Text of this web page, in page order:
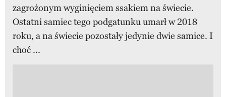
zagrożonym wyginięciem ssakiem na świecie.
Ostatni samiec tego podgatunku umarł w 2018
roku, a na świecie pozostały jedynie dwie samice. I
choć ...